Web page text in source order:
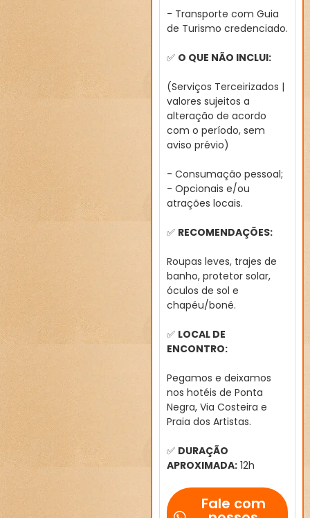
- Transporte com Guia
de Turismo credenciado.
✅ O QUE NÃO INCLUI:
(Serviços Terceirizados |
valores sujeitos a
alteração de acordo
com o período, sem
aviso prévio)
- Consumação pessoal;
- Opcionais e/ou
atrações locais.
✅ RECOMENDAÇÕES:
Roupas leves, trajes de
banho, protetor solar,
óculos de sol e
chapéu/boné.
✅ LOCAL DE
ENCONTRO:
Pegamos e deixamos
nos hotéis de Ponta
Negra, Via Costeira e
Praia dos Artistas.
✅ DURAÇÃO
APROXIMADA:12h
Fale com